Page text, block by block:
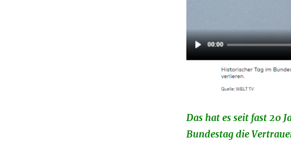
Das hat es seit fast 20
Bundestag die